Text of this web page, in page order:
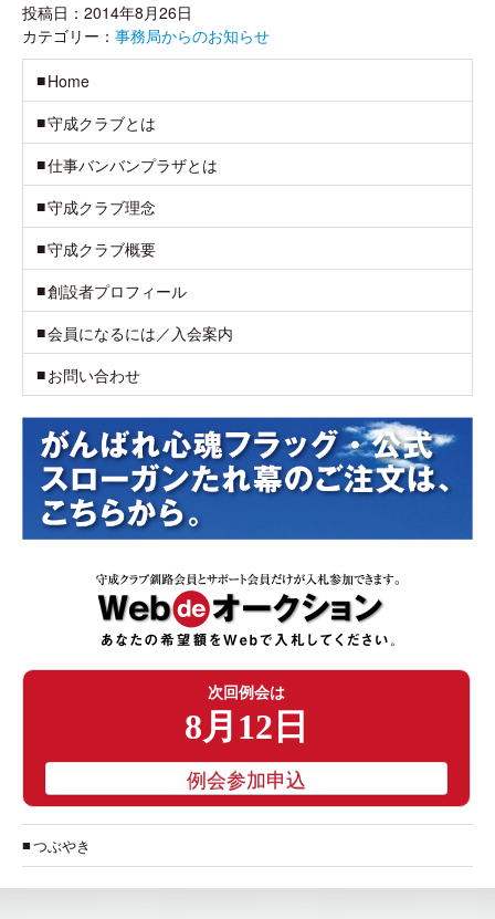
投稿日：2014年8月26日
カテゴリー： 事務局からのお知らせ
Home
守成クラブとは
仕事バンバンプラザとは
守成クラブ理念
守成クラブ概要
創設者プロフィール
会員になるには／入会案内
お問い合わせ
次回例会は
8月12日
例会参加申込
つぶやき